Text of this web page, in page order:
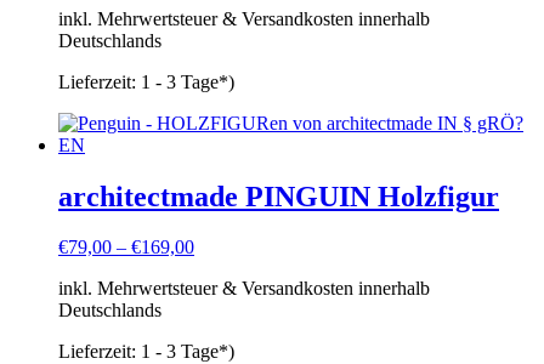
inkl. Mehrwertsteuer & Versandkosten innerhalb
Deutschlands
Lieferzeit: 1 - 3 Tage*)
architectmade PINGUIN Holzfigur
€79,00 – €169,00
inkl. Mehrwertsteuer & Versandkosten innerhalb
Deutschlands
Lieferzeit: 1 - 3 Tage*)